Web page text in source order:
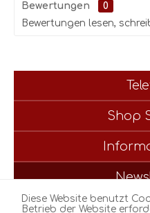
Bewertungen
0
Bewertungen lesen,
Shop
* Alle Preise inkl. gesetzl.
Diese Website benutzt
Betrieb der Website